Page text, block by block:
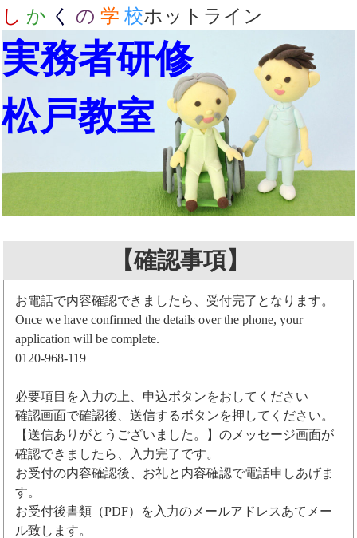
し か く の 学 校ホットライン
実務者研修
松戸教室
【確認事項】
お電話で内容確認できましたら、受付完了となります。
Once we have confirmed the details over the phone, your
application will be complete.
0120-968-119
必要項目を入力の上、申込ボタンをおしてください
確認画面で確認後、送信するボタンを押してください。
【送信ありがとうございました。】のメッセージ画面が
確認できましたら、入力完了です。
お受付の内容確認後、お礼と内容確認で電話申しあげま
す。
お受付後書類（PDF）を入力のメールアドレスあてメー
ル致します。